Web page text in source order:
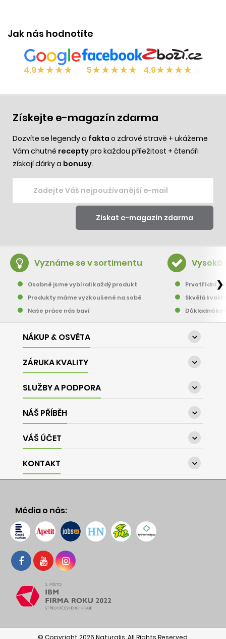
Jak nás hodnotíte
4.9★★★★ 5★★★★★ 4.9★★★★
Získejte e-magazín zdarma
Dozvíte se legendy a fakta o zdravé stravě + ukážeme
Vám chutné receptypro každou příležitost + čtenáři
získají dárky a bonusy.
Vyznáme se v sortimentu
Osobně jsme vybírali každý produkt
Produkty máme vyzkoušené na sobě
Naše práce nás baví
Vysoká
Prvotřídní
Skvělá
Důkladná
❯
NÁKUP & OSVĚTA 
ZÁRUKA KVALITY 
SLUŽBY A PODPORA 
NÁŠ PŘÍBĚH 
VÁŠ ÚČET 
KONTAKT 
Média o nás: